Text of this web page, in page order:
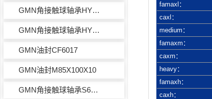
GMN角接触球轴承HYS61917CTAP4+
GMN角接触球轴承HYS61917ETAP4+
GMN油封CF6017
GMN油封M85X100X10
GMN角接触球轴承S6017ETAP4+
famaxl：
caxl：
medium：
famaxm：
caxm：
heavy：
famaxh：
caxh：